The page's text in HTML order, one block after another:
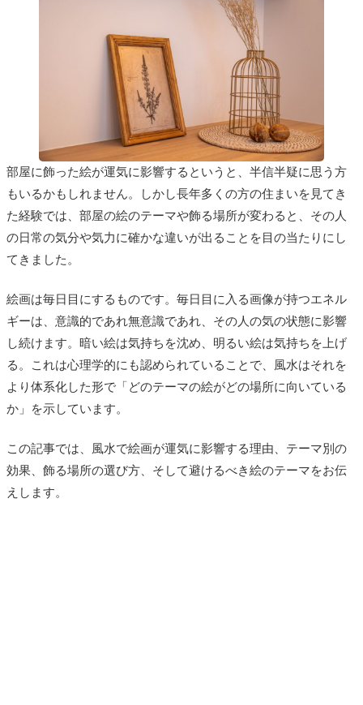
部屋に飾った絵が運気に影響するというと、半信半疑に思う方
もいるかもしれません。しかし長年多くの方の住まいを見てき
た経験では、部屋の絵のテーマや飾る場所が変わると、その人
の日常の気分や気力に確かな違いが出ることを目の当たりにし
てきました。
絵画は毎日目にするものです。毎日目に入る画像が持つエネル
ギーは、意識的であれ無意識であれ、その人の気の状態に影響
し続けます。暗い絵は気持ちを沈め、明るい絵は気持ちを上げ
る。これは心理学的にも認められていることで、風水はそれを
より体系化した形で「どのテーマの絵がどの場所に向いている
か」を示しています。
この記事では、風水で絵画が運気に影響する理由、テーマ別の
効果、飾る場所の選び方、そして避けるべき絵のテーマをお伝
えします。